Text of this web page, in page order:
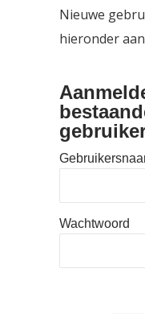
Nieuwe
hieronder
Wachtwoord